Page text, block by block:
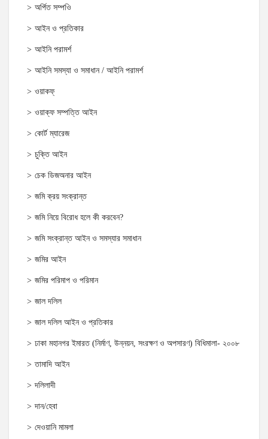
অর্পিত সম্পওি
আইন ও প্রতিকার
আইনি পরামর্শ
আইনি সমস্যা ও সমাধান / আইনি পরামর্শ
ওয়াকফ্
ওয়াক্‌ফ সম্পত্তি আইন
কোর্ট ম্যারেজ
চুক্তি আইন
চেক ডিজঅনার আইন
জমি ক্রয় সংক্রান্ত
জমি নিয়ে বিরোধ হলে কী করবেন?
জমি সংক্রান্ত আইন ও সমস্যার সমাধান
জমির আইন
জমির পরিমাপ ও পরিমান
জাল দলিল
জাল দলিল আইন ও প্রতিকার
ঢাকা মহানগর ইমারত (নির্মাণ, উন্নয়ন, সংরক্ষণ ও অপসারণ) বিধিমালা- ২০০৮
তামাদি আইন
দলিলাদী
দান/হেবা
দেওয়ানি মামলা